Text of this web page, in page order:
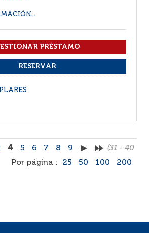
4 5 6 7 8 9
(31 - 40
Por página : 25 50 100 200